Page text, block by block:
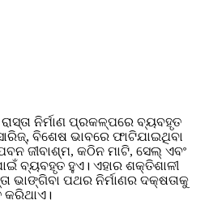
ନିର୍ମାଣ ପ୍ରକଳ୍ପରେ ବ୍ୟବହୃତ
ବିଶେଷ ଭାବରେ ଫାଟିଯାଇଥିବା
ଜୀବାଶ୍ମ, କଠିନ ମାଟି, ସେଲ୍ ଏବଂ
ବ୍ୟବହୃତ ହୁଏ। ଏହାର ଶକ୍ତିଶାଳୀ
ଭାଙ୍ଗିବା ପଥର ନିର୍ମାଣର ଦକ୍ଷତାକୁ